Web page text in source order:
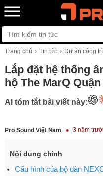
Trang chủ Tin tức Dự án công
Lắp đặt hệ thống
hộ The MarQ Quận
AI tóm tắt bài viết này:
Pro Sound Việt Nam 3 năm
Nội dung chính
Cấu hình của bộ dàn